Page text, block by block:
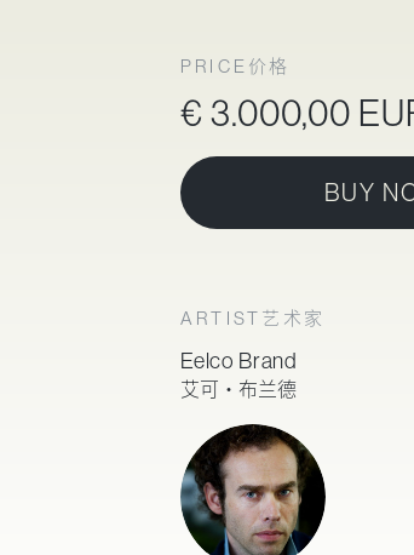
PRICE 价格
€ 3.000,00
BUY
ARTIST 艺术家
Eelco Brand
艾可·布兰德